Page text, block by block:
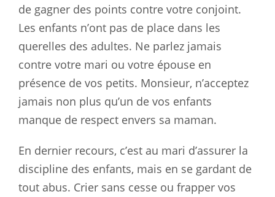
de gagner des points contre votre conjoint.
Les enfants n’ont pas de place dans les
querelles des adultes. Ne parlez jamais
contre votre mari ou votre épouse en
présence de vos petits. Monsieur, n’acceptez
jamais non plus qu’un de vos enfants
manque de respect envers sa maman.
En dernier recours, c’est au mari d’assurer la
discipline des enfants, mais en se gardant de
tout abus. Crier sans cesse ou frapper vos